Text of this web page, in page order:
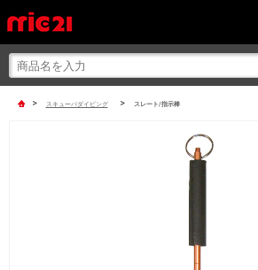
> スキューバダイビング > スレート/指示棒